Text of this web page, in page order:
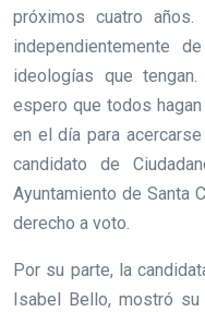
próximos cuatro
independientemente
ideologías que
espero que todos
en el día para
candidato de
Ayuntamiento de Santa
derecho a voto.
Por su parte, la
Isabel Bello, mostró